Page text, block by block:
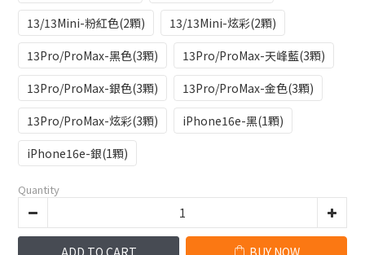
13/13Mini-粉紅色(2顆)
13/13Mini-炫彩(2顆)
13Pro/ProMax-黑色(3顆)
13Pro/ProMax-天峰藍(3顆)
13Pro/ProMax-銀色(3顆)
13Pro/ProMax-金色(3顆)
13Pro/ProMax-炫彩(3顆)
iPhone16e-黑(1顆)
iPhone16e-銀(1顆)
Quantity